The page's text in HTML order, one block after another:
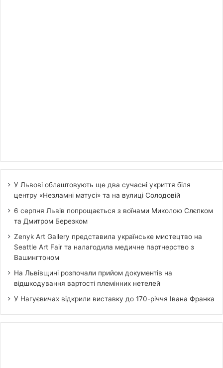
У Львові облаштовують ще два сучасні укриття біля
центру «Незламні матусі» та на вулиці Солодовій
6 серпня Львів попрощається з воїнами Миколою Слєпком
та Дмитром Березком
Zenyk Art Gallery представила українське мистецтво на
Seattle Art Fair та налагодила медичне партнерство з
Вашингтоном
На Львівщині розпочали прийом документів на
відшкодування вартості племінних нетелей
У Нагуєвичах відкрили виставку до 170-річчя Івана Франка